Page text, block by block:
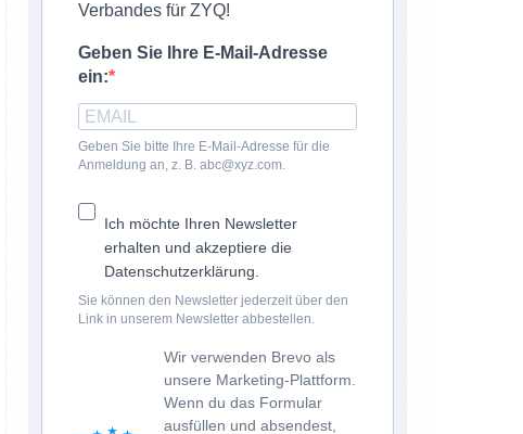
Verbandes für ZYQ!
Geben Sie Ihre E-Mail-Adresse
ein:
Geben Sie bitte Ihre E-Mail-Adresse für die
Anmeldung an, z. B. abc@xyz.com.
Ich möchte Ihren Newsletter
erhalten und akzeptiere die
Datenschutzerklärung.
Sie können den Newsletter jederzeit über den
Link in unserem Newsletter abbestellen.
Wir verwenden Brevo als
unsere Marketing-Plattform.
Wenn du das Formular
ausfüllen und absendest,